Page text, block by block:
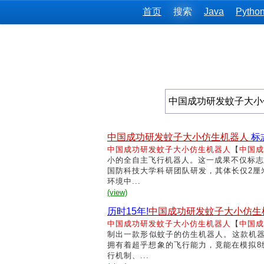
首页 搜索 Java Python
中国成功研发蚊子大小仿生机器人 标
中国成功研发蚊子大小仿生机器人 【 中国
小的全自主飞行机器人。这一成果不仅标
国防科技大学科研团队研发，其体长仅2
环境中...
(view)
历时15年!中国成功研发蚊子大小仿生
中国成功研发蚊子大小仿生机器人 【 中国
制出一款形似蚊子的仿生机器人。这款机
拥有着超乎想象的飞行能力，竟能在模拟
行机制、...